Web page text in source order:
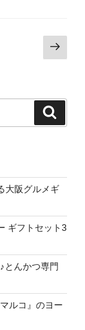
次
の
ジ
大阪グルメギ
ギフトセット3
とんかつ専門
ルコ』のヨー